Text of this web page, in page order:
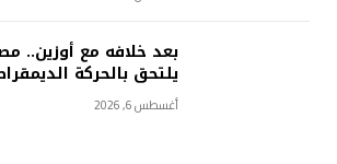
بعد خلافه مع أوزين..
يلتحق بالحركة
أغسطس 6, 2026